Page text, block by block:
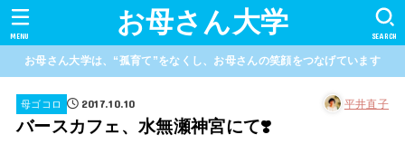
お母さん大学 SEARCH
MENU
お母さん大学は、“孤育て”をなくし、お母さんの笑顔をつなげています
母ゴコロ 2017.10.10 平井直子
バースカフェ、水無瀬神宮にて❣️